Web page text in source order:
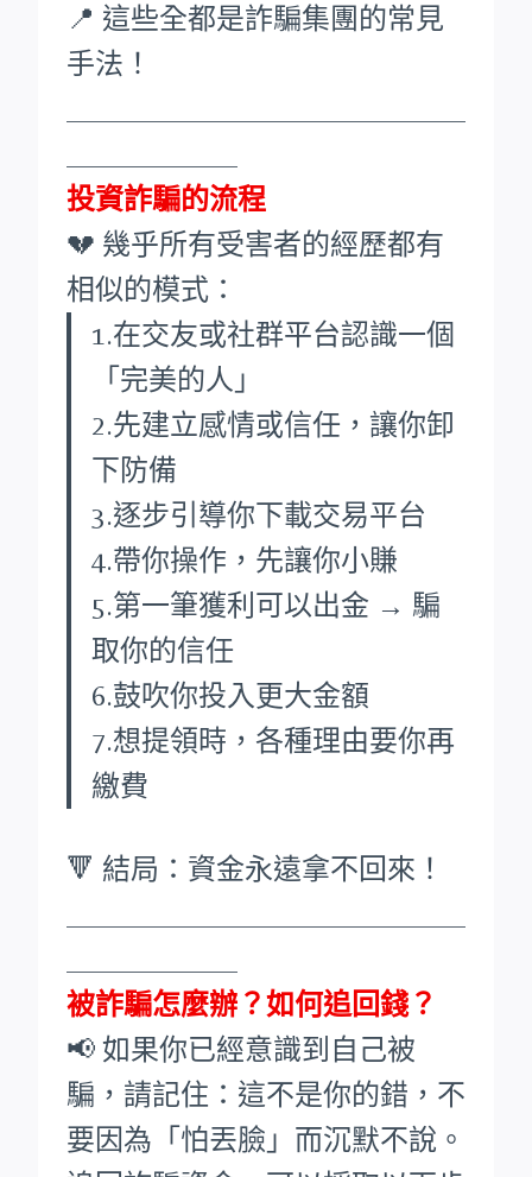
📍 這些全都是詐騙集團的常見
手法！
投資詐騙的流程
💔 幾乎所有受害者的經歷都有
相似的模式：
1.在交友或社群平台認識一個
「完美的人」
2.先建立感情或信任，讓你卸
下防備
3.逐步引導你下載交易平台
4.帶你操作，先讓你小賺
5.第一筆獲利可以出金 → 騙
取你的信任
6.鼓吹你投入更大金額
7.想提領時，各種理由要你再
繳費
🔻 結局：資金永遠拿不回來！
被詐騙怎麼辦？如何追回錢？
📢 如果你已經意識到自己被
騙，請記住：這不是你的錯，不
要因為「怕丟臉」而沉默不說。